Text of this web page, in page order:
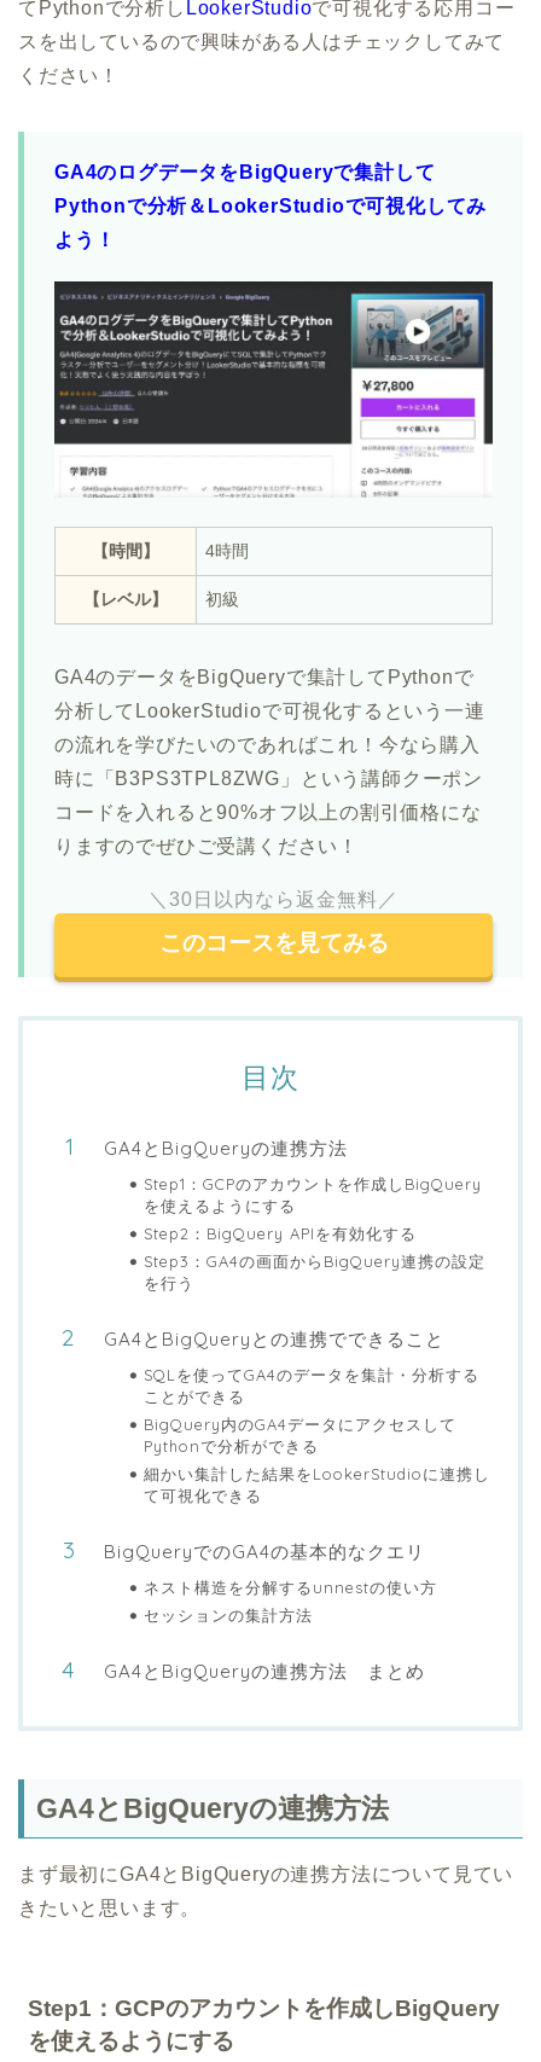
てPythonで分析し LookerStudioで可視化する応用コー
スを出しているので興味がある人はチェックしてみて
ください！
GA4のログデータをBigQueryで集計して
Pythonで分析＆LookerStudioで可視化してみ
よう！
【時間】 4時間
【レベル】 初級
GA4のデータをBigQueryで集計してPythonで
分析してLookerStudioで可視化するという一連
の流れを学びたいのであればこれ！今なら購入
時に「B3PS3TPL8ZWG」という講師クーポン
コードを入れると90%オフ以上の割引価格にな
りますのでぜひご受講ください！
＼30日以内なら返金無料／
このコースを見てみる
目次
GA4とBigQueryの連携方法
Step1：GCPのアカウントを作成しBigQuery
を使えるようにする
Step2：BigQuery APIを有効化する
Step3：GA4の画面からBigQuery連携の設定
を行う
GA4とBigQueryとの連携でできること
SQLを使ってGA4のデータを集計・分析する
ことができる
BigQuery内のGA4データにアクセスして
Pythonで分析ができる
細かい集計した結果をLookerStudioに連携し
て可視化できる
BigQueryでのGA4の基本的なクエリ
ネスト構造を分解するunnestの使い方
セッションの集計方法
GA4とBigQueryの連携方法 まとめ
GA4とBigQueryの連携方法
まず最初にGA4とBigQueryの連携方法について見てい
きたいと思います。
Step1：GCPのアカウントを作成しBigQuery
を使えるようにする